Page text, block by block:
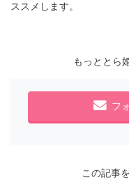
ススメします。
もっととら
フ
この記事